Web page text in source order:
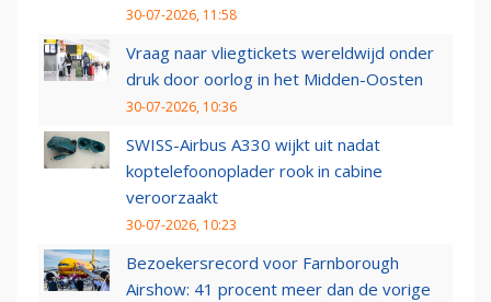
30-07-2026, 11:58
Vraag naar vliegtickets wereldwijd onder
druk door oorlog in het Midden-Oosten
30-07-2026, 10:36
SWISS-Airbus A330 wijkt uit nadat
koptelefoonoplader rook in cabine
veroorzaakt
30-07-2026, 10:23
Bezoekersrecord voor Farnborough
Airshow: 41 procent meer dan de vorige